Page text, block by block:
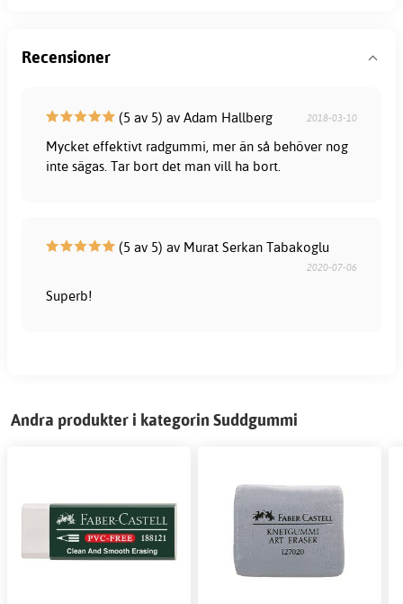
Recensioner
(5 av 5) av Adam Hallberg 2018-03-10
Mycket effektivt radgummi, mer än så behöver nog
inte sägas. Tar bort det man vill ha bort.
(5 av 5) av Murat Serkan Tabakoglu
2020-07-06
Superb!
Andra produkter i kategorin Suddgummi